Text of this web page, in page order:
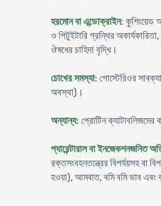
হরমোন বা এন্ডোক্রাইন: কুশিংয়েড
ও পিটুইটারি গ্রন্থির
ঔষধের চাহিদা বৃদ্ধি।
চোখের সমস্যা: পোস্টেরিওর
অবস্থা)।
অন্যান্য: প্রোটিন ক্যাটাবলিজমের
প্যারেন্টারাল বা ইনজেকশনজনিত
রক্তসংবহনতন্ত্রের বিপর্যয়সহ বা
হওয়া), আমবাত, বমি বমি ভাব এবং